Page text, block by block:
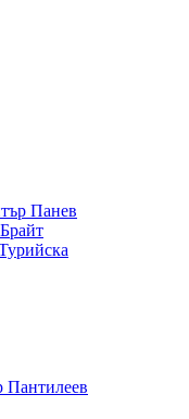
Панев
Пантилеев